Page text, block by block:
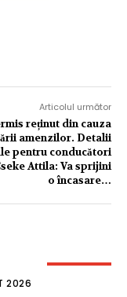
Articolul următor
reținut din cauza
amenzilor. Detalii
pentru conducători
Attila: Va sprijini
o încasare…
2026